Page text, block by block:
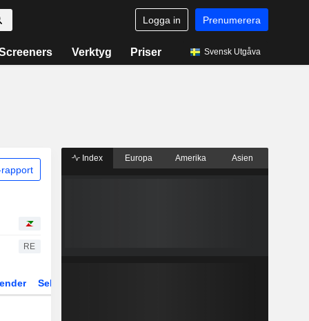
Logga in Prenumerera
Verktyg Priser Svensk Utgåva
RE
Sektor
Index Europa Amerika Asien